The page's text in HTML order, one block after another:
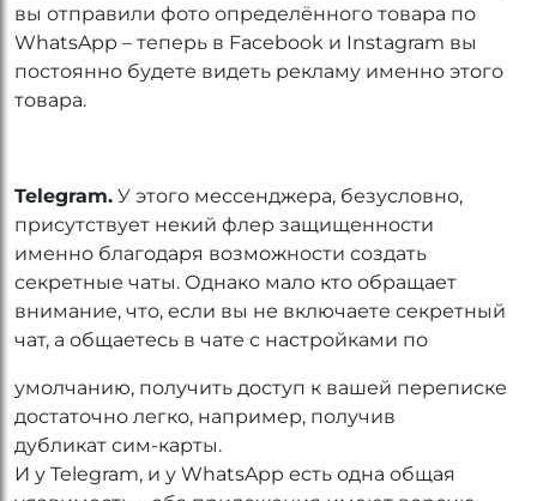
вы отправили фото определённого товара по
WhatsApp – теперь в Facebook и Instagram вы
постоянно будете видеть рекламу именно этого
товара.
Telegram. У этого мессенджера, безусловно,
присутствует некий флер защищенности
именно благодаря возможности создать
секретные чаты. Однако мало кто обращает
внимание, что, если вы не включаете секретный
чат, а общаетесь в чате с настройками по
умолчанию, получить доступ к вашей переписке
достаточно легко, например, получив
дубликат сим-карты.
И у Telegram, и у WhatsApp есть одна общая